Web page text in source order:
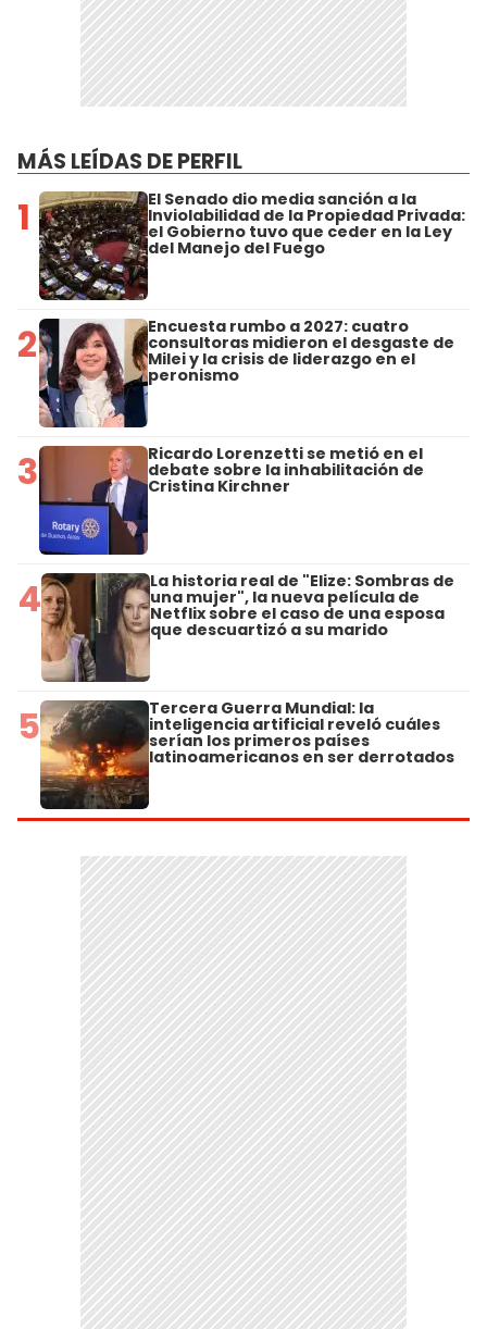
MÁS LEÍDAS DE PERFIL
1 El Senado dio media sanción a la
Inviolabilidad de la Propiedad Privada:
el Gobierno tuvo que ceder en la Ley
del Manejo del Fuego
2 Encuesta rumbo a 2027: cuatro
consultoras midieron el desgaste de
Milei y la crisis de liderazgo en el
peronismo
3 Ricardo Lorenzetti se metió en el
debate sobre la inhabilitación de
Cristina Kirchner
4 La historia real de "Elize: Sombras de
una mujer", la nueva película de
Netflix sobre el caso de una esposa
que descuartizó a su marido
5 Tercera Guerra Mundial: la
inteligencia artificial reveló cuáles
serían los primeros países
latinoamericanos en ser derrotados